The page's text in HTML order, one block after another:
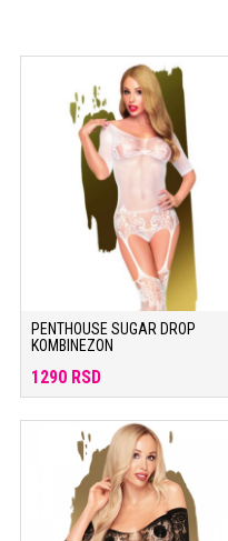
PENTHOUSE SUGAR DROP
KOMBINEZON
1290 RSD